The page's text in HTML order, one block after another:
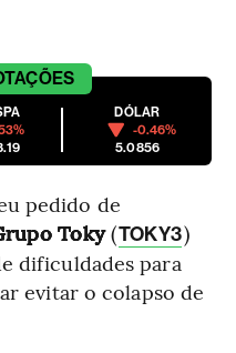
DÓLAR
-0.46%
5.0856
pedido de
Toky(TOKY3)
dificuldades para
evitar o colapso de